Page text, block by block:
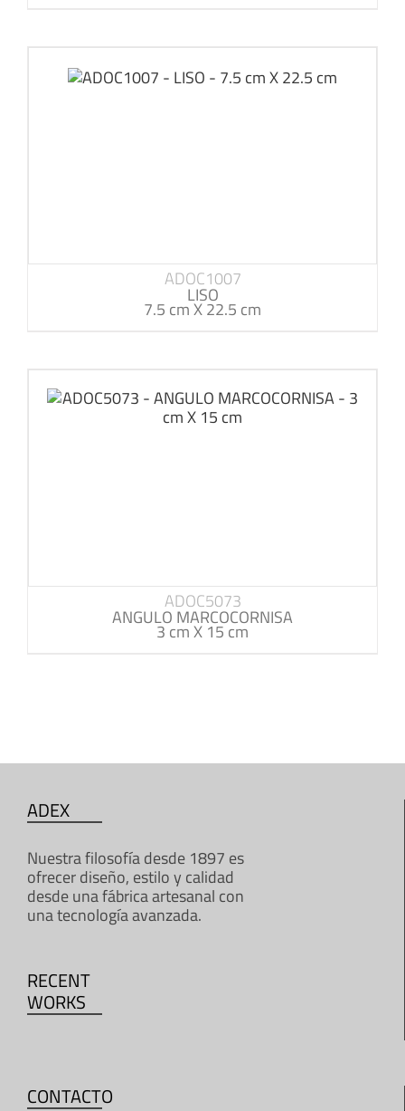
ADOC1007
LISO
7.5 cm X 22.5 cm
ADOC5073
ANGULO MARCOCORNISA
3 cm X 15 cm
ADEX
Nuestra filosofía desde 1897 es
ofrecer diseño, estilo y calidad
desde una fábrica artesanal con
una tecnología avanzada.
RECENT
WORKS
CONTACTO